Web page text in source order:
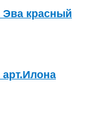
Эва красный